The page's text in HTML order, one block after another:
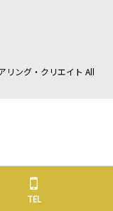
ング・クリエイト All
TEL